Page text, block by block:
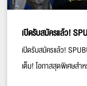
เปิดรับสมัครแล้ว!
เปิดรับสมัครแล้ว!
เต็ม! โอกาสสุดพิเศษสำ